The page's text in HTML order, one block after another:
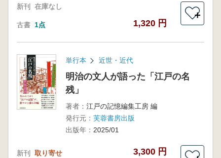
新刊 在庫なし
古書 1点 1,320 円
＋
単行本 近世・近代
明治の文人が語った「江戸の名
残」
著者： 江戸の記憶編集工房 編
発行元： 芙蓉書房出版
出版年： 2025/01
新刊 取り寄せ 3,300 円